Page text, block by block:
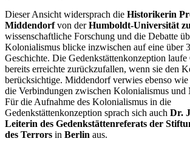
Dieser Ansicht widersprach die Historikerin
Middendorfvon derHumboldt-Universität
wissenschaftliche Forschung und die Debatte
Kolonialismus blicke inzwischen auf eine über
Geschichte. Die Gedenkstättenkonzeption laufe
bereits erreichte zurückzufallen, wenn sie den
berücksichtige. Middendorf verwies ebenso
die Verbindungen zwischen Kolonialismus und
Für die Aufnahme des Kolonialismus in die
Gedenkstättenkonzeption sprach sich auch Dr.
Leiterin des Gedenkstättenreferats der
des Terrors in Berlin aus.